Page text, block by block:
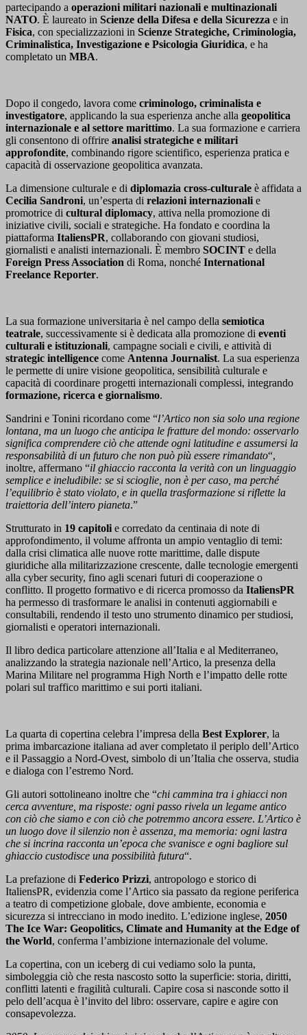
partecipando a operazioni militari nazionali e multinazionali
NATO. È laureato in Scienze della Difesa e della Sicurezza e in
Fisica, con specializzazioni in Scienze Strategiche, Criminologia,
Criminalistica, Investigazione e Psicologia Giuridica, e ha
completato un MBA.
Dopo il congedo, lavora come criminologo, criminalista e
investigatore, applicando la sua esperienza anche alla geopolitica
internazionale e al settore marittimo. La sua formazione e carriera
gli consentono di offrire analisi strategiche e militari
approfondite, combinando rigore scientifico, esperienza pratica e
capacità di osservazione geopolitica avanzata.
La dimensione culturale e di diplomazia cross-culturale è affidata a
Cecilia Sandroni, un’esperta di relazioni internazionali e
promotrice di cultural diplomacy, attiva nella promozione di
iniziative civili, sociali e strategiche. Ha fondato e coordina la
piattaforma ItaliensPR, collaborando con giovani studiosi,
giornalisti e analisti internazionali. È membro SOCINT e della
Foreign Press Association di Roma, nonché International
Freelance Reporter.
La sua formazione universitaria è nel campo della semiotica
teatrale, successivamente si è dedicata alla promozione di eventi
culturali e istituzionali, campagne sociali e civili, e attività di
strategic intelligence come Antenna Journalist. La sua esperienza
le permette di unire visione geopolitica, sensibilità culturale e
capacità di coordinare progetti internazionali complessi, integrando
formazione, ricerca e giornalismo.
Sandrini e Tonini ricordano come “l’Artico non sia solo una regione
lontana, ma un luogo che anticipa le fratture del mondo: osservarlo
significa comprendere ciò che attende ogni latitudine e assumersi la
responsabilità di un futuro che non può più essere rimandato“,
inoltre, affermano “il ghiaccio racconta la verità con un linguaggio
semplice e ineludibile: se si scioglie, non è per caso, ma perché
l’equilibrio è stato violato, e in quella trasformazione si riflette la
traiettoria dell’intero pianeta.”
Strutturato in 19 capitoli e corredato da centinaia di note di
approfondimento, il volume affronta un ampio ventaglio di temi:
dalla crisi climatica alle nuove rotte marittime, dalle dispute
giuridiche alla militarizzazione crescente, dalle tecnologie emergenti
alla cyber security, fino agli scenari futuri di cooperazione o
conflitto. Il progetto formativo e di ricerca promosso da ItaliensPR
ha permesso di trasformare le analisi in contenuti aggiornabili e
consultabili, rendendo il testo uno strumento dinamico per studiosi,
giornalisti e operatori internazionali.
Il libro dedica particolare attenzione all’Italia e al Mediterraneo,
analizzando la strategia nazionale nell’Artico, la presenza della
Marina Militare nel programma High North e l’impatto delle rotte
polari sul traffico marittimo e sui porti italiani.
La quarta di copertina celebra l’impresa della Best Explorer, la
prima imbarcazione italiana ad aver completato il periplo dell’Artico
e il Passaggio a Nord-Ovest, simbolo di un’Italia che osserva, studia
e dialoga con l’estremo Nord.
Gli autori sottolineano inoltre che “chi cammina tra i ghiacci non
cerca avventure, ma risposte: ogni passo rivela un legame antico
con ciò che siamo e con ciò che potremmo ancora essere. L’Artico è
un luogo dove il silenzio non è assenza, ma memoria: ogni lastra
che si incrina racconta un’epoca che svanisce e ogni bagliore sul
ghiaccio custodisce una possibilità futura“.
La prefazione di Federico Prizzi, antropologo e storico di
ItaliensPR, evidenzia come l’Artico sia passato da regione periferica
a teatro di competizione globale, dove ambiente, economia e
sicurezza si intrecciano in modo inedito. L’edizione inglese, 2050
The Ice War: Geopolitics, Climate and Humanity at the Edge of
the World, conferma l’ambizione internazionale del volume.
La copertina, con un iceberg di cui vediamo solo la punta,
simboleggia ciò che resta nascosto sotto la superficie: storia, diritti,
conflitti latenti e fragilità culturali. Capire cosa si nasconde sotto il
pelo dell’acqua è l’invito del libro: osservare, capire e agire con
consapevolezza.